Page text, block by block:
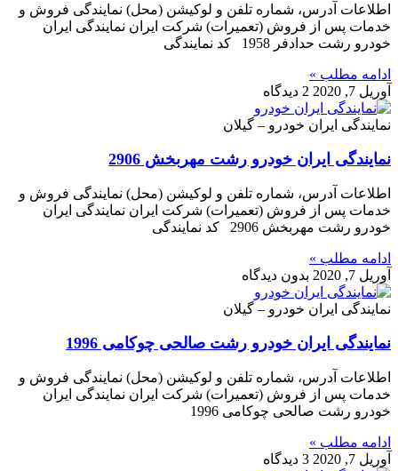
اطلاعات آدرس، شماره تلفن و لوکیشن (محل) نمایندگی فروش و
خدمات پس از فروش (تعمیرات) شرکت ایران نمایندگی ایران
خودرو رشت حدادفر 1958 کد نمایندگی
ادامه مطلب »
آوریل 7, 2020
2 دیدگاه
نمایندگی ایران خودرو – گیلان
نمایندگی ایران خودرو رشت مهربخش 2906
اطلاعات آدرس، شماره تلفن و لوکیشن (محل) نمایندگی فروش و
خدمات پس از فروش (تعمیرات) شرکت ایران نمایندگی ایران
خودرو رشت مهربخش 2906 کد نمایندگی
ادامه مطلب »
آوریل 7, 2020
بدون دیدگاه
نمایندگی ایران خودرو – گیلان
نمایندگی ایران خودرو رشت صالحی چوکامی 1996
اطلاعات آدرس، شماره تلفن و لوکیشن (محل) نمایندگی فروش و
خدمات پس از فروش (تعمیرات) شرکت ایران نمایندگی ایران
خودرو رشت صالحی چوکامی 1996
ادامه مطلب »
آوریل 7, 2020
3 دیدگاه